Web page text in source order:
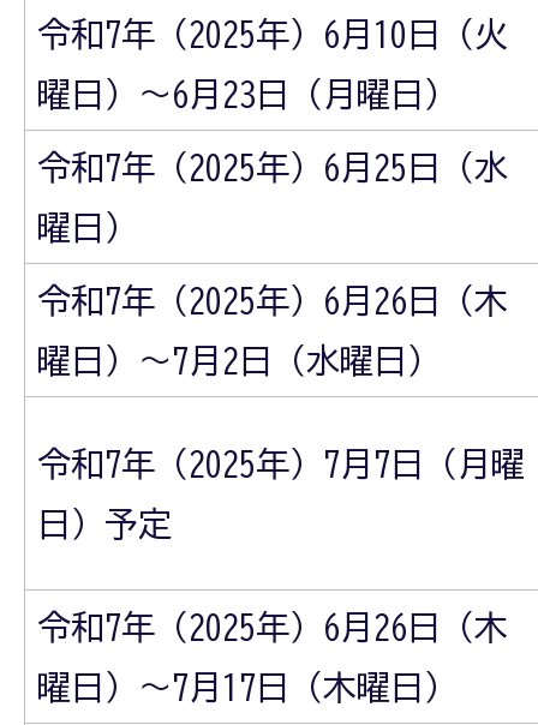
令和7年（2025年）6月10日（火
曜日）～6月23日（月曜日）
令和7年（2025年）6月25日（水
曜日）
令和7年（2025年）6月26日（木
曜日）～7月2日（水曜日）
令和7年（2025年）7月7日（月曜
日）予定
令和7年（2025年）6月26日（木
曜日）～7月17日（木曜日）